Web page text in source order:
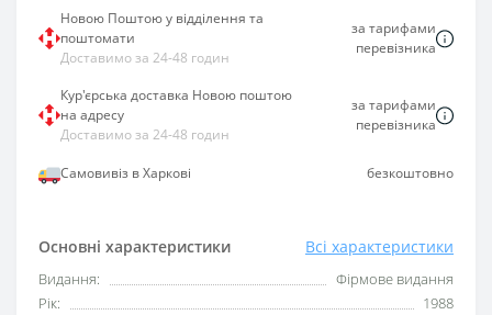
Основні характеристики Всі характеристики
Видання:
Фірмове видання
Рік:
1988
Новою Поштою у відділення та
поштомати
Доставимо за 24-48 годин
за тарифами
перевізника
Кур'єрська доставка Новою поштою
на адресу
Доставимо за 24-48 годин
за тарифами
перевізника
Самовивіз в Харкові безкоштовно